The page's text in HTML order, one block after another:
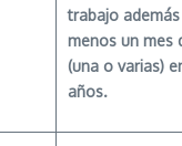
trabajo
menos un mes
(una o varias)
años.